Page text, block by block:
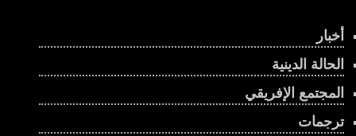
أخبار
الحالة الدينية
المجتمع الإفريقي
ترجمات